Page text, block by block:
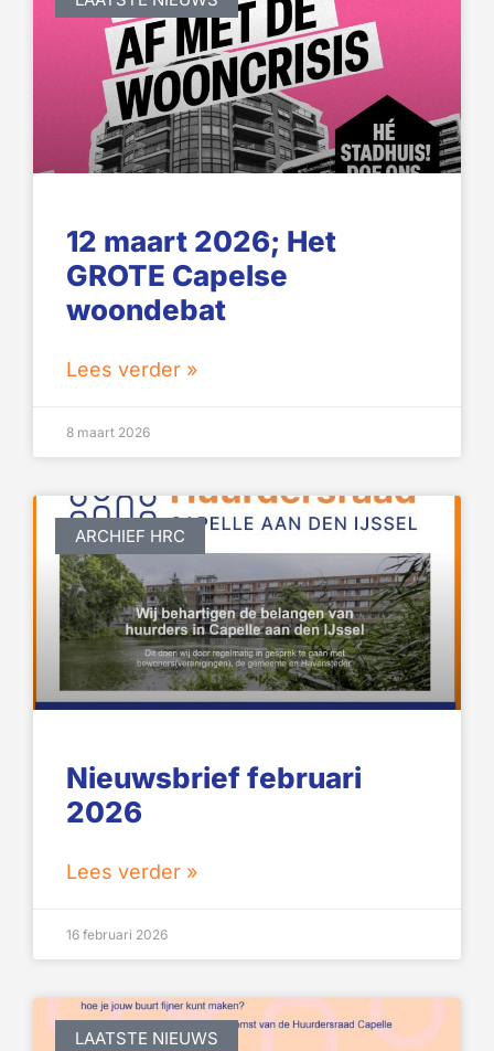
12 maart 2026; Het
GROTE Capelse
woondebat
Lees verder »
8 maart 2026
ARCHIEF HRC
Nieuwsbrief februari
2026
Lees verder »
16 februari 2026
LAATSTE NIEUWS